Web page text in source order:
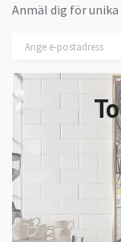
Anmäl dig för